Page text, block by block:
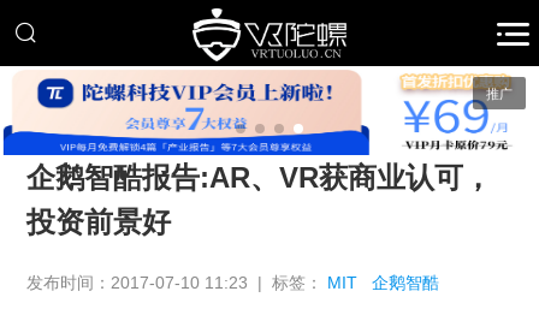
推广
企鹅智酷报告:AR、VR获商业认可，
投资前景好
发布时间：2017-07-10 11:23 | 标签： MIT 企鹅智酷